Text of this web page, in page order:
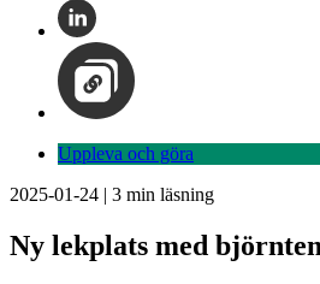
Uppleva och göra
2025-01-24 | 3 min läsning
Ny lekplats med